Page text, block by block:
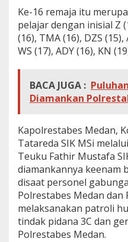
j
a
G
e
n
M
o
t
Ke-16 remaja itu
pelajar dengan inisial Z
(16), TMA (16), DZS (15),
WS (17), ADY (16), KN
BACA JUGA :
Diamankan
Kapolrestabes Medan,
Tatareda SIK MSi
Teuku Fathir Mustafa
diamankannya keenam
disaat personel
Polrestabes Medan dan
melaksanakan patroli
tindak pidana 3C dan
Polrestabes Medan.